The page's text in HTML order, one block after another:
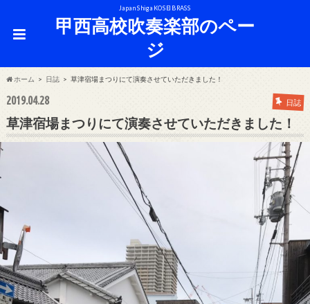
Japan Shiga KOSEI BRASS
甲西高校吹奏楽部のペー
ジ
ホーム 日誌 草津宿場まつりにて演奏させていただきました！
2019.04.28 日誌
草津宿場まつりにて演奏させていただきました！